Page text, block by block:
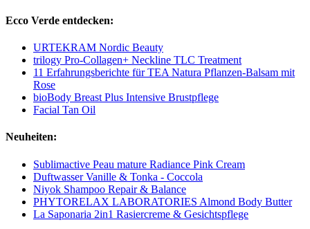
Ecco Verde entdecken:
URTEKRAM Nordic Beauty
trilogy Pro-Collagen+ Neckline TLC Treatment
11 Erfahrungsberichte für TEA Natura Pflanzen-Balsam mit
Rose
bioBody Breast Plus Intensive Brustpflege
Facial Tan Oil
Neuheiten:
Sublimactive Peau mature Radiance Pink Cream
Duftwasser Vanille & Tonka - Coccola
Niyok Shampoo Repair & Balance
PHYTORELAX LABORATORIES Almond Body Butter
La Saponaria 2in1 Rasiercreme & Gesichtspflege